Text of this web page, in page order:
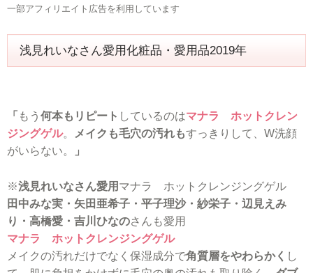
一部アフィリエイト広告を利用しています
浅見れいなさん愛用化粧品・愛用品2019年
「 もう 何本もリピート しているのはマナラ ホットクレン
ジングゲル。 メイクも毛穴の汚れもすっきりして、W洗顔
がいらない。
」
※浅見れいなさん愛用 マナラ ホットクレンジングゲル
田中みな実・矢田亜希子・平子理沙・紗栄子・辺見えみ
り・高橋愛・吉川ひなのさんも愛用
マナラ ホットクレンジングゲル
メイクの汚れだけでなく保湿成分で角質層をやわらかく し